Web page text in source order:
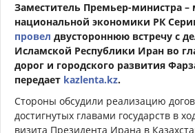
Заместитель Премьер-министра –
национальной экономики РК
провел двустороннюю встречу с
Исламской Республики Иран во
дорог и городского развития
передает kazlenta.kz.
Стороны обсудили реализацию
достигнутых главами государств в
визита Президента Ирана в